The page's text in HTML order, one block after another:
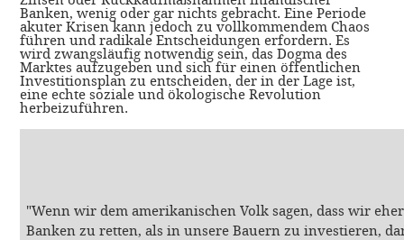
Banken, wenig oder gar nichts gebracht. Eine Periode
akuter Krisen kann jedoch zu vollkommendem Chaos
führen und radikale Entscheidungen erfordern. Es
wird zwangsläufig notwendig sein, das Dogma des
Marktes aufzugeben und sich für einen öffentlichen
Investitionsplan zu entscheiden, der in der Lage ist,
eine echte soziale und ökologische Revolution
herbeizuführen.
"Wenn wir dem amerikanischen Volk sagen, dass wir
Banken zu retten, als in unsere Bauern zu investieren,